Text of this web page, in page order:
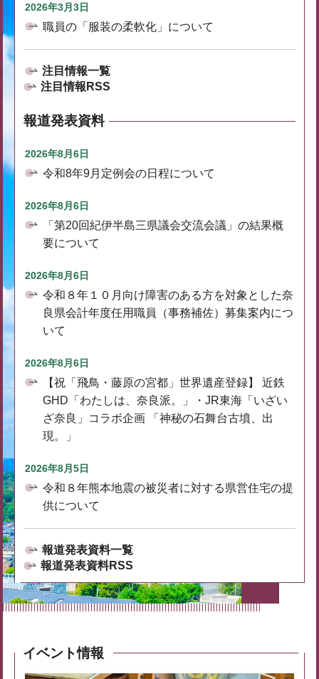
2026年3月3日
職員の「服装の柔軟化」について
注目情報一覧
注目情報RSS
報道発表資料
2026年8月6日
令和8年9月定例会の日程について
2026年8月6日
「第20回紀伊半島三県議会交流会議」の結果概
要について
2026年8月6日
令和８年１０月向け障害のある方を対象とした奈
良県会計年度任用職員（事務補佐）募集案内につ
いて
2026年8月6日
【祝「飛鳥・藤原の宮都」世界遺産登録】 近鉄
GHD「わたしは、奈良派。」・JR東海「いざい
ざ奈良」コラボ企画 「神秘の石舞台古墳、出
現。」
2026年8月5日
令和８年熊本地震の被災者に対する県営住宅の提
供について
報道発表資料一覧
報道発表資料RSS
イベント情報